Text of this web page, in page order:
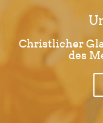
Christlicher
des